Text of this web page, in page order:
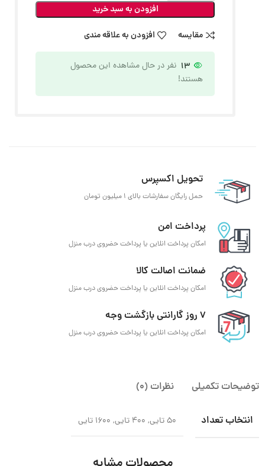
افزودن به سبد خرید
مقایسه
افزودن به علاقه مندی
13 نفر در حال مشاهده این محصول
هستند!
تحویل اکسپرس
حمل رایگان سفارشات بالای 1 میلیون تومان
پرداخت امن
امکان پرداخت انلاین یا پرداخت حضروی درب منزل
ضمانت اصالت کالا
امکان پرداخت انلاین یا پرداخت حضروی درب منزل
7 روز گارانتی بازگشت وجه
امکان پرداخت انلاین یا پرداخت حضروی درب منزل
توضیحات تکمیلی نظرات (0)
انتخاب تعداد 50 تایی, 400 تایی, 1600 تایی